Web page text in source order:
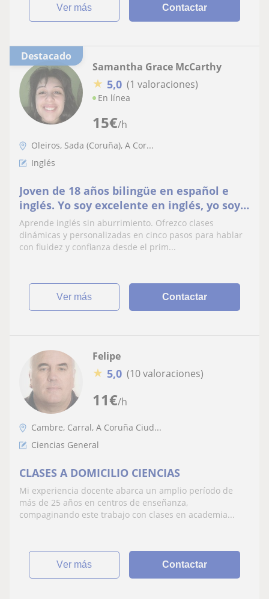
ver más Contactar
Destacado
15€/h
Samantha Grace McCarthy
★ 5,0 (1 valoraciones)
En línea
Oleiros, Sada (Coruña), A Cor...
Inglés
Joven de 18 años bilingüe en español e
inglés. Yo soy excelente en inglés, yo soy
Americana, y soy de Estados Unidos
Aprende inglés sin aburrimiento. Ofrezco clases
dinámicas y personalizadas en cinco pasos para hablar
con fluidez y confianza desde el prim...
ver más Contactar
11€/h
Felipe
★ 5,0 (10 valoraciones)
Cambre, Carral, A Coruña Ciud...
Ciencias General
CLASES A DOMICILIO CIENCIAS
Mi experiencia docente abarca un amplio período de
más de 25 años en centros de enseñanza,
compaginando este trabajo con clases en academia...
ver más Contactar